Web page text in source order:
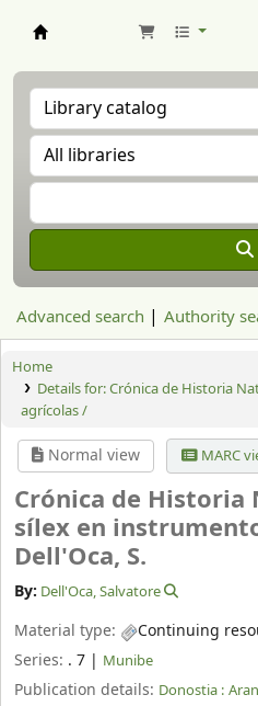
Advanced search Authority
Home
Details for:Crónica de Historia
agrícolas /
Normal view MARC
Crónica de Historia
sílex en
Dell'Oca, S.
By: Dell'Oca, Salvatore
Material type:
Continuing
Series: . 7 | Munibe
Publication details: Donostia :